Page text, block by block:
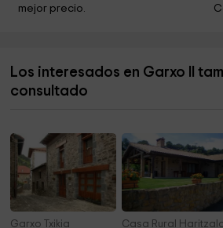
Ermita de San Martín
Ermita de San Sebastián
mejor precio.
Los interesados en Garxo II
consultado
Garxo Txikia Casa Rural